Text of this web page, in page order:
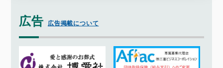
広告 広告掲載について